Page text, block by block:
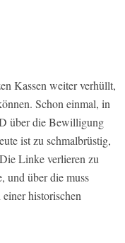
Kassen weiter verhüllt,
Schon einmal, in
über die Bewilligung
ist zu schmalbrüstig,
Linke verlieren zu
und über die muss
historischen